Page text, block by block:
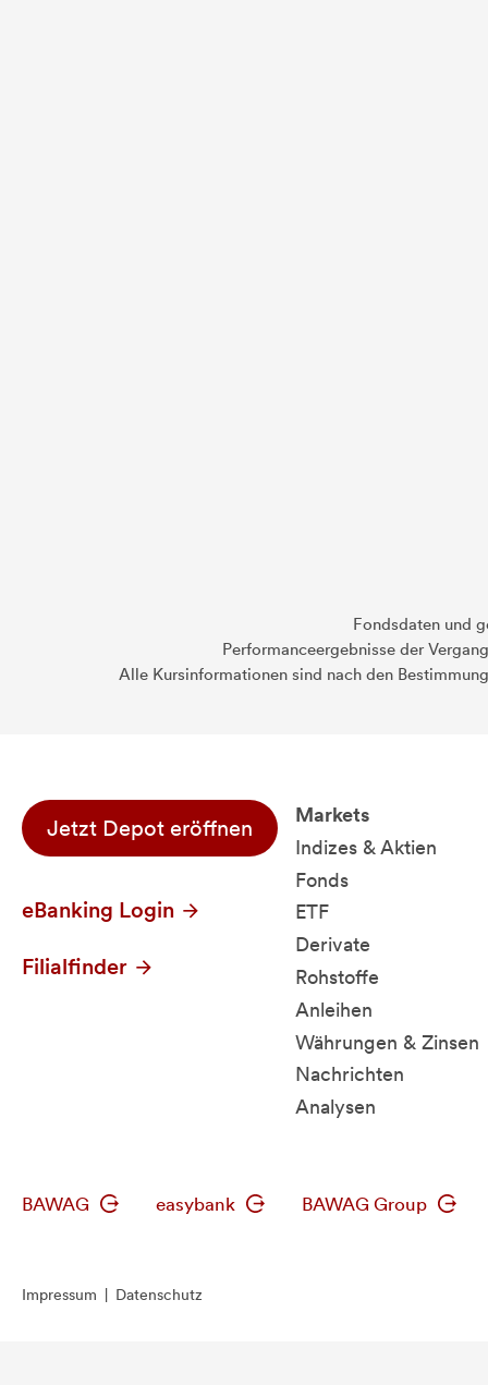
Fondsdaten und
Performanceergebnisse der
Alle Kursinformationen sind nach den
Jetzt Depot eröffnen
eBanking Login
Filialfinder
Markets
Indizes & Aktien
Fonds
ETF
Derivate
Rohstoffe
Anleihen
Währungen & Zinsen
Nachrichten
Analysen
BAWAG easybank BAWAG Group
Impressum Datenschutz